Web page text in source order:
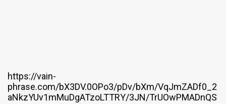
https://vain-
phrase.com/bX3DV.0OPo3/pDv/bXm/VqJmZADf0_2
aNkzYUv1mMuDgATzoLTTRY/3JN/TrUOwPMADnQS